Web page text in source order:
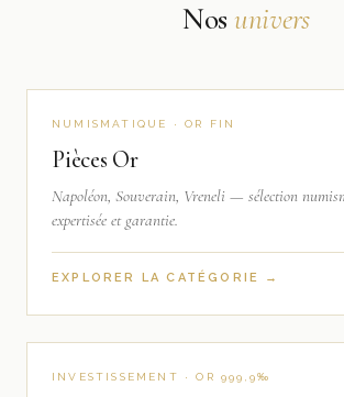
Nos univers
NUMISMATIQUE · OR FIN
Pièces Or
Napoléon, Souverain, Vreneli — sélection
expertisée et garantie.
EXPLORER LA CATÉGORIE →
INVESTISSEMENT · OR 999,9‰